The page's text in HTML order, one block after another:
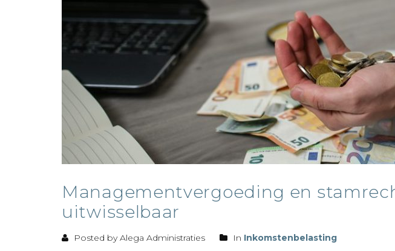
Managementvergoeding en
uitwisselbaar
Posted by Alega Administraties In Inkomstenbelasting